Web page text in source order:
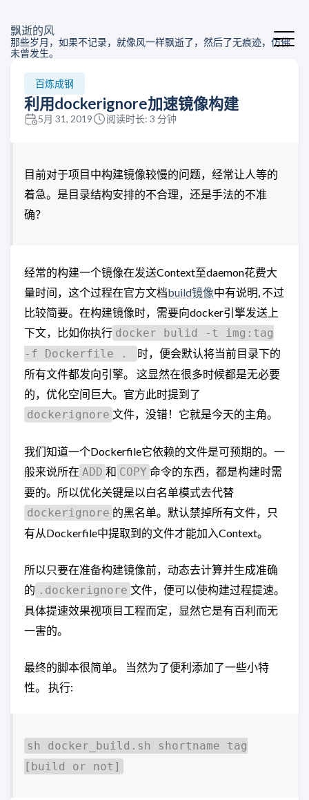
飘逝的风
那些岁月，如果不记录，就像风一样飘逝了，然后了无痕迹，仿佛
未曾发生。
百炼成钢
利用dockerignore加速镜像构建
5月 31, 2019 阅读时长: 3 分钟
目前对于项目中构建镜像较慢的问题，经常让人等的
着急。是目录结构安排的不合理，还是手法的不准
确？
经常的构建一个镜像在发送Context至daemon花费大
量时间，这个过程在官方文档build镜像中有说明, 不过
比较简要。在构建镜像时，需要向docker引擎发送上
下文，比如你执行 docker bulid -t img:tag
-f Dockerfile .
时，便会默认将当前目录下的
所有文件都发向引擎。 这显然在很多时候都是无必要
的，优化空间巨大。官方此时提到了
dockerignore 文件，没错！它就是今天的主角。
我们知道一个Dockerfile它依赖的文件是可预期的。一
般来说所在 ADD 和 COPY 命令的东西，都是构建时需
要的。所以优化关键是以白名单模式去代替
dockerignore 的黑名单。默认禁掉所有文件，只
有从Dockerfile中提取到的文件才能加入Context。
所以只要在准备构建镜像前，动态去计算并生成准确
的 .dockerignore 文件，便可以使构建过程提速。
具体提速效果视项目工程而定，显然它是有百利而无
一害的。
最终的脚本很简单。 当然为了便利添加了一些小特
性。 执行:
sh docker_build.sh shortname tag
[build or not]